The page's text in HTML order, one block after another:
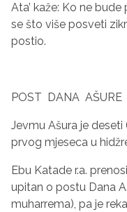
Ata’ kaže: Ko ne
se što više posveti
postio.
POST DANA AŠURE
Jevmu Ašura je deseti
prvog mjeseca u
Ebu Katade r.a.
upitan o postu Dana
muharrema), pa je